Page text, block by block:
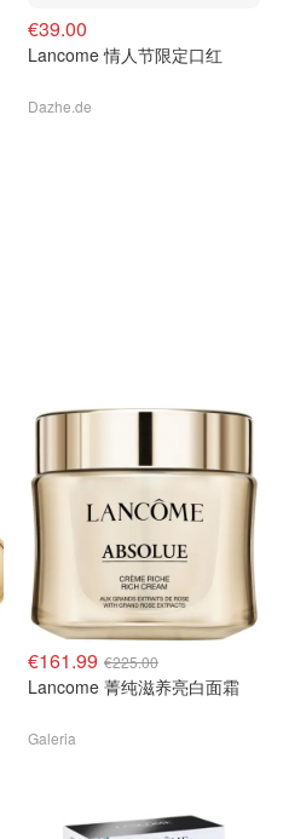
€39.00
Lancome 情人节限定口红
Dazhe.de
€161.99 €225.00
Lancome 菁纯滋养亮白面霜
Galeria